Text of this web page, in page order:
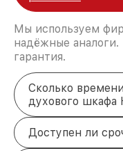
Мы используем
надёжные аналоги.
гарантия.
Сколько
духового шкафа
Доступен ли